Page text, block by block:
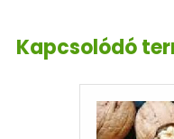
Kapcsolódó